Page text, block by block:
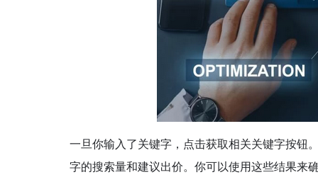
一旦你输入了关键字，点击获取相关关键字按钮
字的搜索量和建议出价。你可以使用这些结果来